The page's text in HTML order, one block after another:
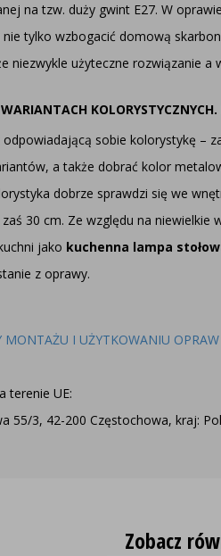
na tzw. duży gwint E27. W
tylko wzbogacić domową
niezwykle użyteczne rozwiązanie a
KOLORYSTYCZNYCH.
sobie kolorystykę –
a także dobrać kolor
dobrze sprawdzi się we
30 cm. Ze względu na
jako kuchenna lampa
z oprawy.
I UŻYTKOWANIU
terenie UE:
55/3, 42-200 Częstochowa, kraj:
Zobacz